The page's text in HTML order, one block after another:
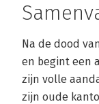
Na de dood
en begint een
zijn volle
zijn oude